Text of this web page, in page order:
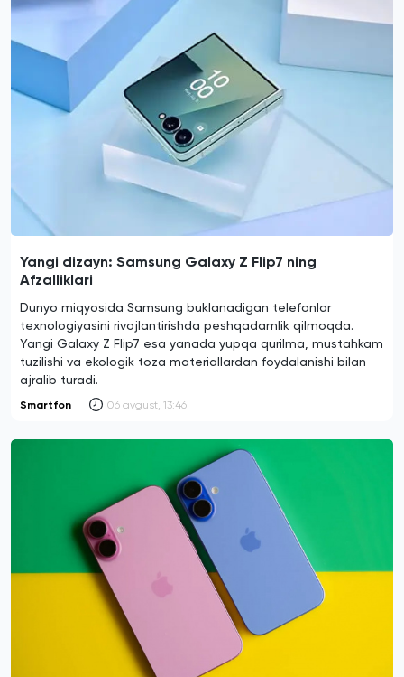
Yangi dizayn: Samsung Galaxy Z Flip7 ning
Afzalliklari
Dunyo miqyosida Samsung buklanadigan telefonlar
texnologiyasini rivojlantirishda peshqadamlik qilmoqda.
Yangi Galaxy Z Flip7 esa yanada yupqa qurilma, mustahkam
tuzilishi va ekologik toza materiallardan foydalanishi bilan
ajralib turadi.
Smartfon 06 avgust, 13:46